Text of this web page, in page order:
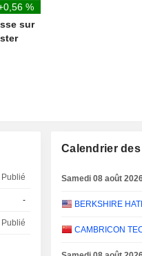
%
sur
Publié
-
Publié
Calendrier
Samedi 08 août